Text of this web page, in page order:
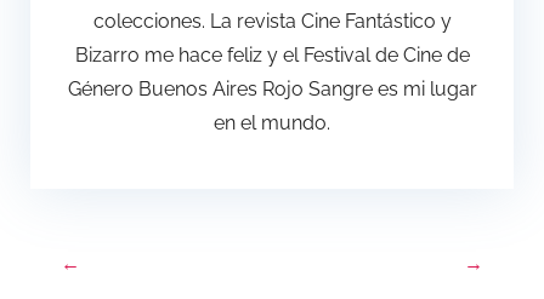
colecciones. La revista Cine Fantástico y
Bizarro me hace feliz y el Festival de Cine de
Género Buenos Aires Rojo Sangre es mi lugar
en el mundo.
← →